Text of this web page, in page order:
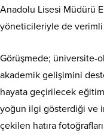
Anadolu Lisesi Müdürü
yöneticileriyle de
Görüşmede; üniversite-
akademik gelişimini
hayata geçirilecek
yoğun ilgi gösterdiği ve
çekilen hatıra